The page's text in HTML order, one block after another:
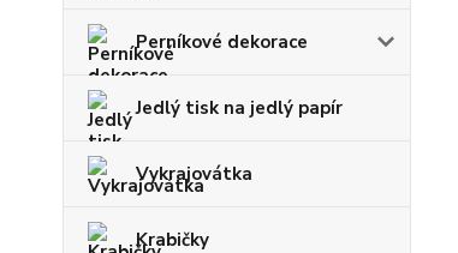
Perníkové dekorace
Jedlý tisk na jedlý papír
Vykrajovátka
Krabičky